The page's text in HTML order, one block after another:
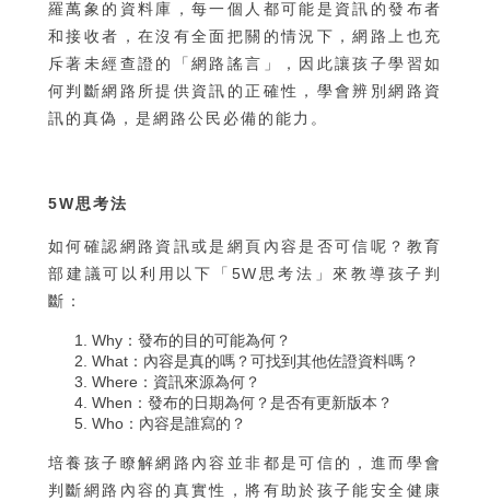
羅萬象的資料庫，每一個人都可能是資訊的發布者
和接收者，在沒有全面把關的情況下，網路上也充
斥著未經查證的「網路謠言」，因此讓孩子學習如
何判斷網路所提供資訊的正確性，學會辨別網路資
訊的真偽，是網路公民必備的能力。
5W思考法
如何確認網路資訊或是網頁內容是否可信呢？教育
部建議可以利用以下「5W思考法」來教導孩子判
斷：
Why：發布的目的可能為何？
What：內容是真的嗎？可找到其他佐證資料嗎？
Where：資訊來源為何？
When：發布的日期為何？是否有更新版本？
Who：內容是誰寫的？
培養孩子瞭解網路內容並非都是可信的，進而學會
判斷網路內容的真實性，將有助於孩子能安全健康